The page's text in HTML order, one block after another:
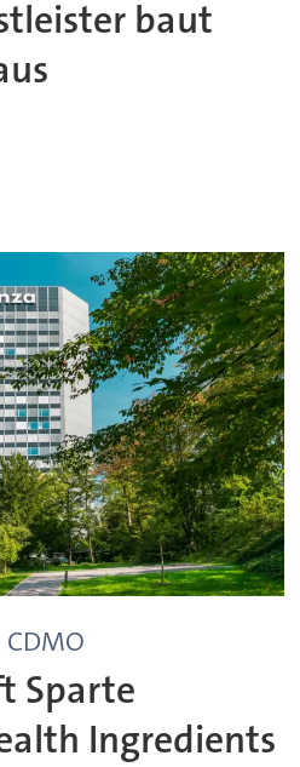
baut
Sparte
Ingredients